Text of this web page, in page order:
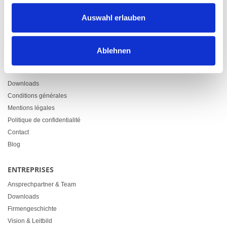
Auswahl erlauben
Ablehnen
+41 71 914 84 84
LINKS
Downloads
Conditions générales
Mentions légales
Politique de confidentialité
Contact
Blog
ENTREPRISES
Ansprechpartner & Team
Downloads
Firmengeschichte
Vision & Leitbild